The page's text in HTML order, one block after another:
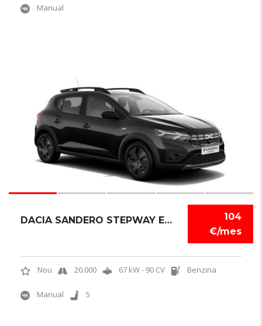
Manual
104
€/mes
DACIA SANDERO STEPWAY EXPRESSION
Nou 20.000 67 kW - 90 CV Benzina
Manual 5